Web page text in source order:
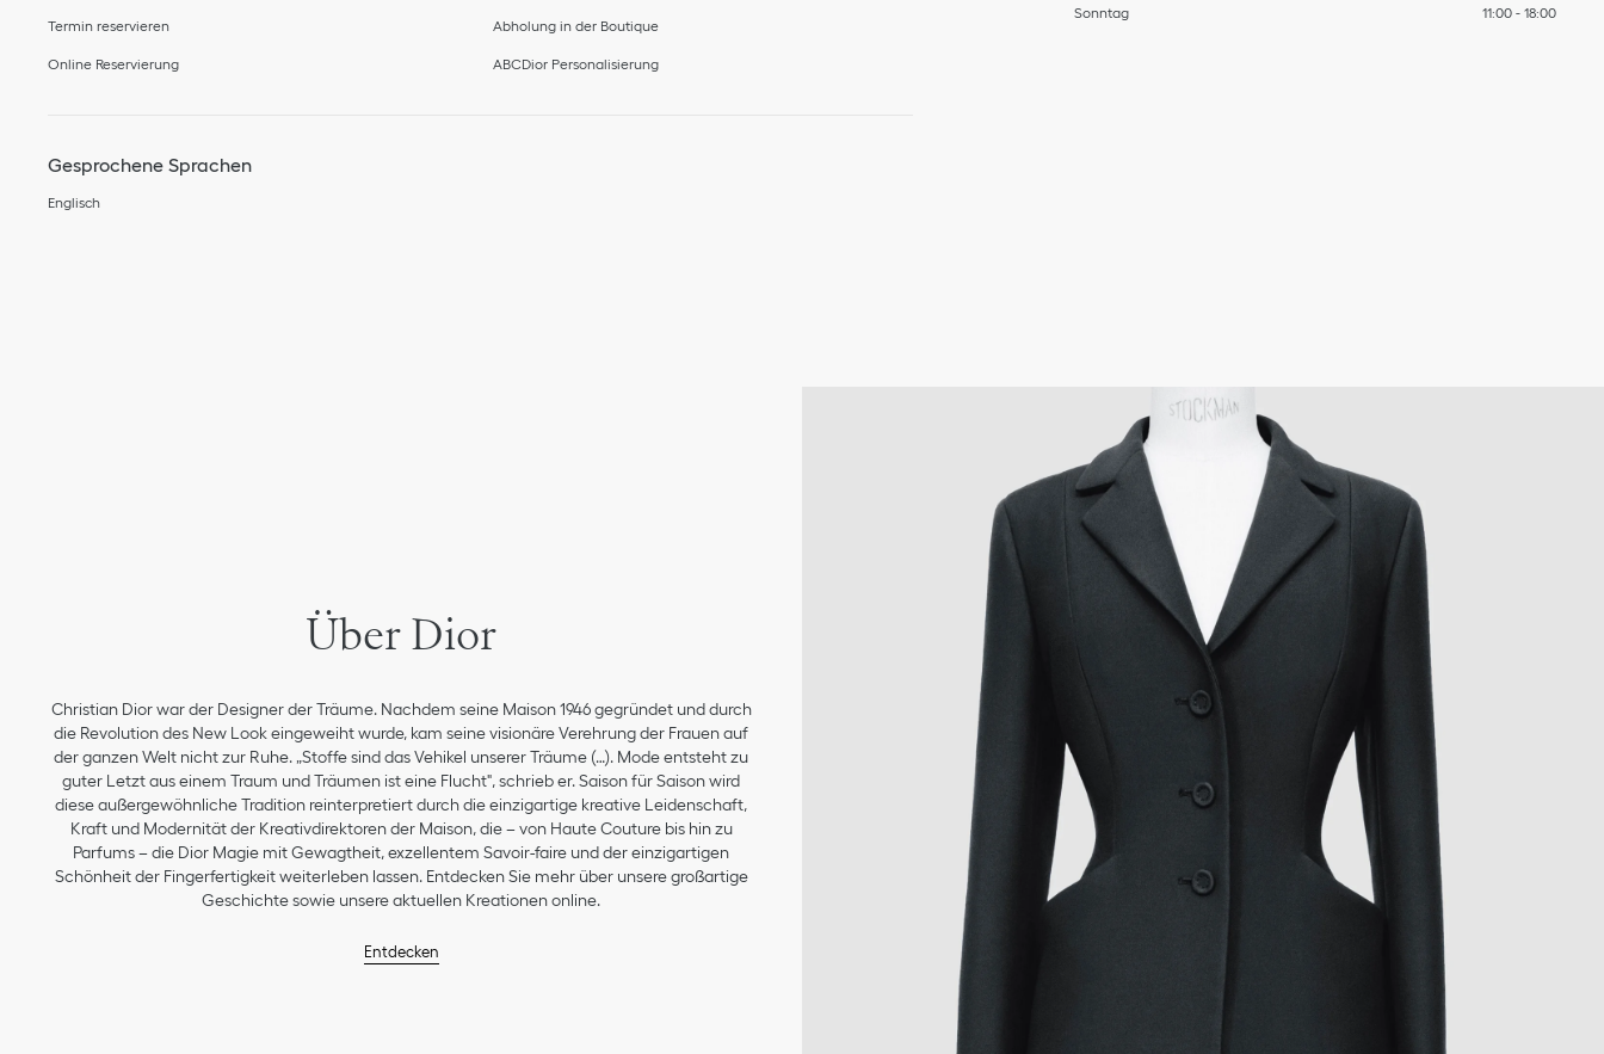
Termin reservieren Abholung in der Boutique
Online Reservierung ABCDior Personalisierung
Gesprochene Sprachen
Englisch
Sonntag 11:00- 18:00
Über Dior
Christian Dior war der Designer der Träume. Nachdem seine Maison 1946 gegründet und durch
die Revolution des New Look eingeweiht wurde, kam seine visionäre Verehrung der Frauen auf
der ganzen Welt nicht zur Ruhe. „Stoffe sind das Vehikel unserer Träume (…). Mode entsteht zu
guter Letzt aus einem Traum und Träumen ist eine Flucht", schrieb er. Saison für Saison wird
diese außergewöhnliche Tradition reinterpretiert durch die einzigartige kreative Leidenschaft,
Kraft und Modernität der Kreativdirektoren der Maison, die – von Haute Couture bis hin zu
Parfums – die Dior Magie mit Gewagtheit, exzellentem Savoir-faire und der einzigartigen
Schönheit der Fingerfertigkeit weiterleben lassen. Entdecken Sie mehr über unsere großartige
Geschichte sowie unsere aktuellen Kreationen online.
Entdecken